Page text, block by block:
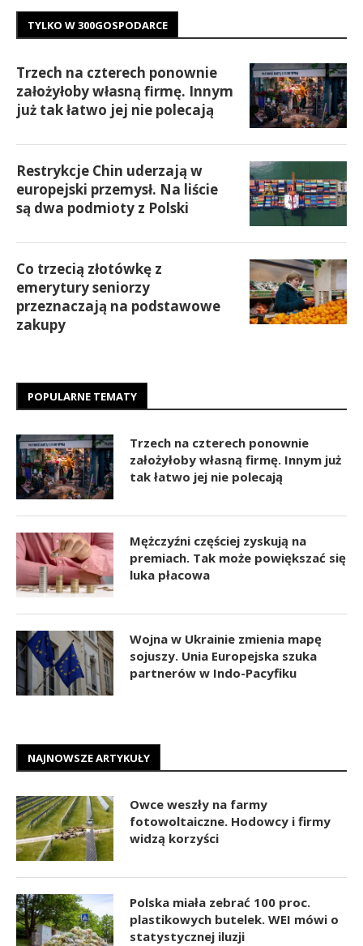
TYLKO W 300GOSPODARCE
Trzech na czterech ponownie
założyłoby własną firmę. Innym
już tak łatwo jej nie polecają
Restrykcje Chin uderzają w
europejski przemysł. Na liście
są dwa podmioty z Polski
Co trzecią złotówkę z
emerytury seniorzy
przeznaczają na podstawowe
zakupy
POPULARNE TEMATY
Trzech na czterech ponownie
założyłoby własną firmę. Innym już
tak łatwo jej nie polecają
Mężczyźni częściej zyskują na
premiach. Tak może powiększać się
luka płacowa
Wojna w Ukrainie zmienia mapę
sojuszy. Unia Europejska szuka
partnerów w Indo-Pacyfiku
NAJNOWSZE ARTYKUŁY
Owce weszły na farmy
fotowoltaiczne. Hodowcy i firmy
widzą korzyści
Polska miała zebrać 100 proc.
plastikowych butelek. WEI mówi o
statystycznej iluzji